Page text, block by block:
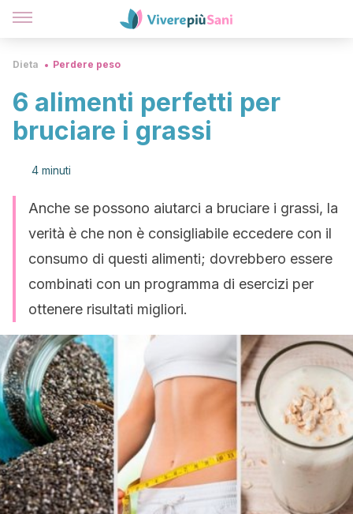
Dieta Perdere peso
6 alimenti perfetti per
bruciare i grassi
4 minuti
Anche se possono aiutarci a bruciare i grassi, la
verità è che non è consigliabile eccedere con il
consumo di questi alimenti; dovrebbero essere
combinati con un programma di esercizi per
ottenere risultati migliori.